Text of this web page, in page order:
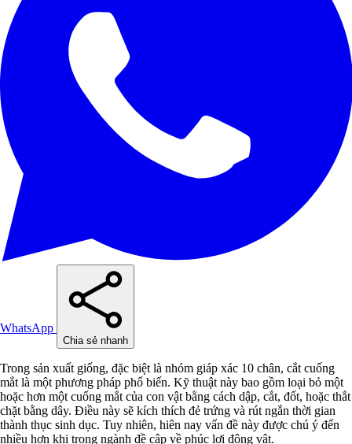
WhatsApp
Chia sẻ nhanh
Trong sản xuất giống, đặc biệt là nhóm giáp xác 10 chân, cắt cuống
mắt là một phương pháp phổ biến. Kỹ thuật này bao gồm loại bỏ một
hoặc hơn một cuống mắt của con vật bằng cách dập, cắt, đốt, hoặc thắt
chặt bằng dây. Điều này sẽ kích thích đẻ trứng và rút ngắn thời gian
thành thục sinh dục. Tuy nhiên, hiên nay vấn đề này được chú ý đến
nhiều hơn khi trong ngành đề cập về phúc lợi động vật.